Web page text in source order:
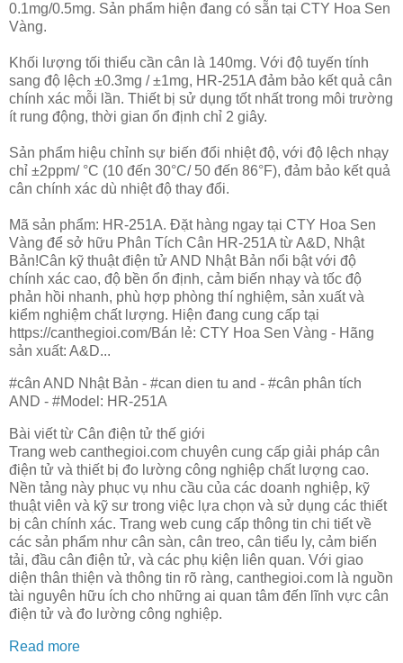
0.1mg/0.5mg. Sản phẩm hiện đang có sẵn tại CTY Hoa Sen
Vàng.
Khối lượng tối thiểu cần cân là 140mg. Với độ tuyến tính
sang độ lệch ±0.3mg / ±1mg, HR-251A đảm bảo kết quả cân
chính xác mỗi lần. Thiết bị sử dụng tốt nhất trong môi trường
ít rung động, thời gian ổn định chỉ 2 giây.
Sản phẩm hiệu chỉnh sự biến đổi nhiệt độ, với độ lệch nhạy
chỉ ±2ppm/ °C (10 đến 30°C/ 50 đến 86°F), đảm bảo kết quả
cân chính xác dù nhiệt độ thay đổi.
Mã sản phẩm: HR-251A. Đặt hàng ngay tại CTY Hoa Sen
Vàng để sở hữu Phân Tích Cân HR-251A từ A&D, Nhật
Bản!Cân kỹ thuật điện tử AND Nhật Bản nổi bật với độ
chính xác cao, độ bền ổn định, cảm biến nhạy và tốc độ
phản hồi nhanh, phù hợp phòng thí nghiệm, sản xuất và
kiểm nghiệm chất lượng. Hiện đang cung cấp tại
https://canthegioi.com/Bán lẻ: CTY Hoa Sen Vàng - Hãng
sản xuất: A&D...
#cân AND Nhật Bản - #can dien tu and - #cân phân tích
AND - #Model: HR-251A
Bài viết từ Cân điện tử thế giới
Trang web canthegioi.com chuyên cung cấp giải pháp cân
điện tử và thiết bị đo lường công nghiệp chất lượng cao.
Nền tảng này phục vụ nhu cầu của các doanh nghiệp, kỹ
thuật viên và kỹ sư trong việc lựa chọn và sử dụng các thiết
bị cân chính xác. Trang web cung cấp thông tin chi tiết về
các sản phẩm như cân sàn, cân treo, cân tiểu ly, cảm biến
tải, đầu cân điện tử, và các phụ kiện liên quan. Với giao
diện thân thiện và thông tin rõ ràng, canthegioi.com là nguồn
tài nguyên hữu ích cho những ai quan tâm đến lĩnh vực cân
điện tử và đo lường công nghiệp.
Read more